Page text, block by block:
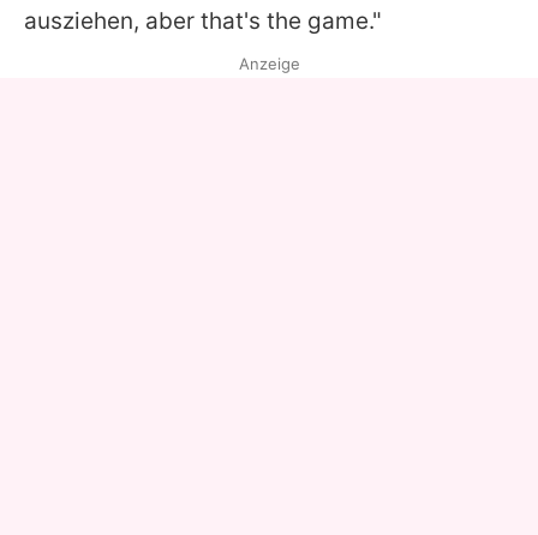
ausziehen, aber that's the game."
Anzeige